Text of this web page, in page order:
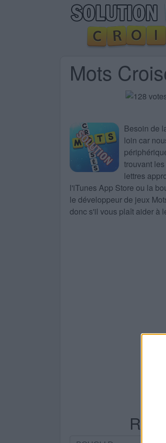
Mots
Besoin de
loin car
trouvant
lettres
l'iTunes App Store ou la
le développeur de jeux
donc s'il vous plaît aider à
Recherche